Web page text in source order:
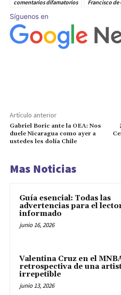
comentarios difamatorios Francisco de
Síguenos en
Artículo anterior
Gabriel Boric ante la OEA: Nos
duele Nicaragua como ayer a
ustedes les dolía Chile
Mas Noticias
Guía esencial: Todas las
advertencias para el
informado
junio 16, 2026
Valentina Cruz en el
retrospectiva de una
irrepetible
junio 13, 2026